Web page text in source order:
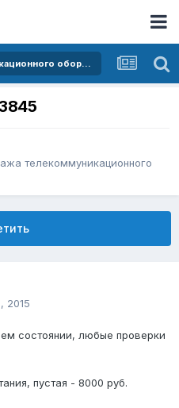
Покупка и продажа телекоммуникационного оборудования
телекоммуникационного
2015
состоянии, любые проверки
пустая - 8000 руб.